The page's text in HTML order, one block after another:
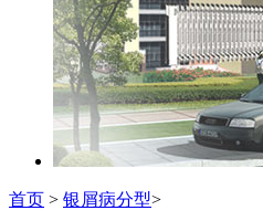
首页 > 银屑病分型>